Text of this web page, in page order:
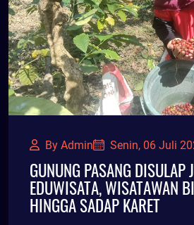
By Admin Senin, 06 Juli
GUNUNG PASANG DISULAP
EDUWISATA, WISATAWAN
HINGGA SADAP KARET